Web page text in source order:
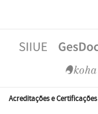
Acreditações e Certificações